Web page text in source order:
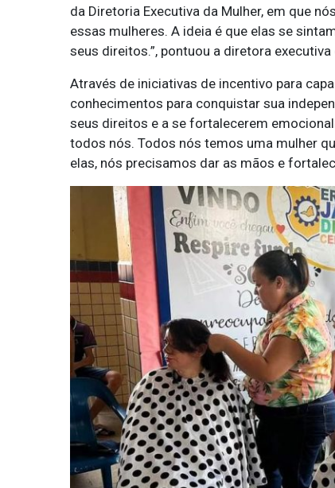
da Diretoria Executiva da Mulher, em que
essas mulheres. A ideia é que elas se
seus direitos.”, pontuou a diretora
Através de iniciativas de incentivo para
conhecimentos para conquistar sua
seus direitos e a se fortalecerem
todos nós. Todos nós temos uma mulher
elas, nós precisamos dar as mãos e